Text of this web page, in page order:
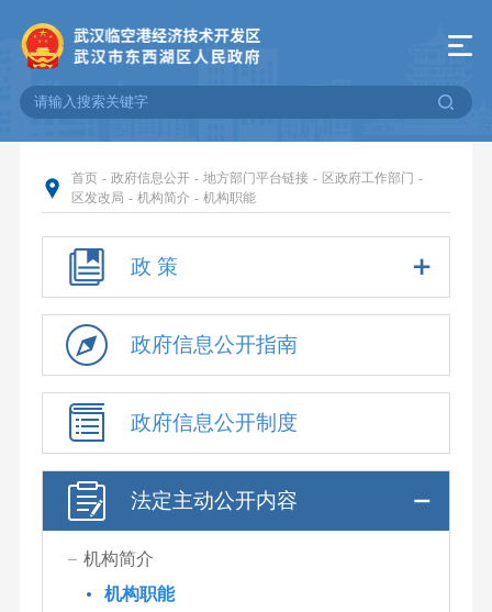
首页 - 政府信息公开 - 地方部门平台链接 - 区政府工作部门 -
区发改局 - 机构简介 - 机构职能
政 策
政府信息公开指南
政府信息公开制度
法定主动公开内容
机构简介
机构职能